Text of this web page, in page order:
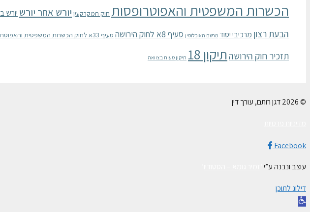
הכשרות המשפטית והאפוטרופסות חוק המקרקעין יורש אחר יורש יורש
הבעת רצון מרכיבי יסוד מרשם האוכלוסין סעיף 8א לחוק הירושה סעיף 33א לחוק הכשרות המשפטית והאפוטרופסות
תזכיר חוק הירושה תיקון 18 תיקון טעות בצוואה
© 2026 דגן רותם, עורך דין
Facebook
עוצב ונבנה ע”י
דילוג לתוכן
פתח